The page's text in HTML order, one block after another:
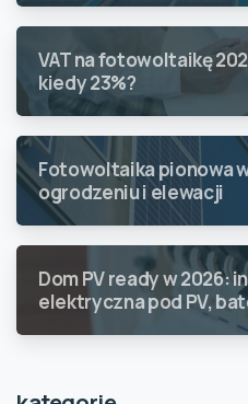
VAT na fotowoltaikę
kiedy 23%?
Fotowoltaika pionowa
ogrodzeniu i elewacji
Dom PV ready w 2026:
elektryczna pod PV,